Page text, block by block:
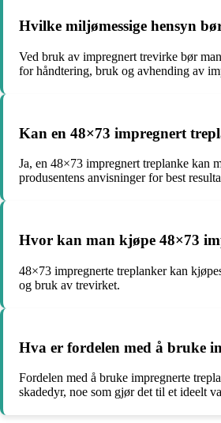
Hvilke miljømessige hensyn
Ved bruk av impregnert trevirke bør
for håndtering, bruk og avhending av
Kan en 48×73 impregnert
Ja, en 48×73 impregnert treplanke kan
produsentens anvisninger for best
Hvor kan man kjøpe 48×73
48×73 impregnerte treplanker kan
og bruk av trevirket.
Hva er fordelen med å bruke
Fordelen med å bruke impregnerte
skadedyr, noe som gjør det til et ideelt